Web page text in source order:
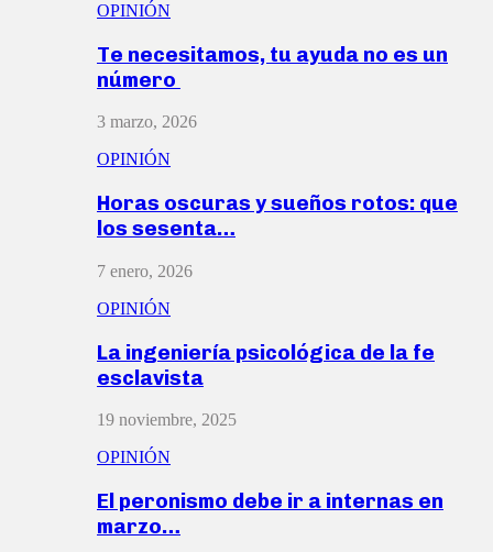
OPINIÓN
Te necesitamos, tu ayuda no es un
número
3 marzo, 2026
OPINIÓN
Horas oscuras y sueños rotos: que
los sesenta…
7 enero, 2026
OPINIÓN
La ingeniería psicológica de la fe
esclavista
19 noviembre, 2025
OPINIÓN
El peronismo debe ir a internas en
marzo…